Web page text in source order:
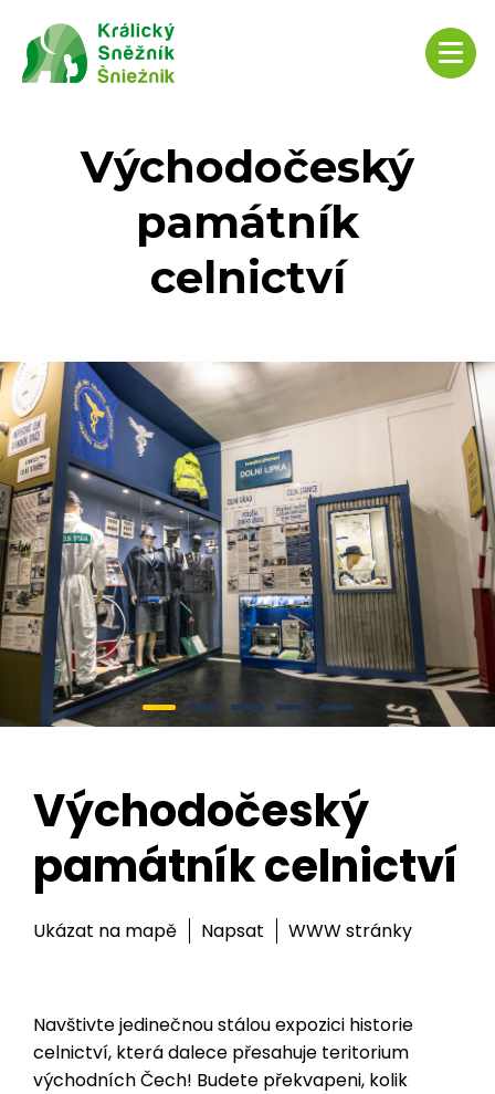
Východočeský
památník
celnictví
Východočeský
památník celnictví
Ukázat na mapě Napsat WWW stránky
Navštivte jedinečnou stálou expozici historie
celnictví, která dalece přesahuje teritorium
východních Čech! Budete překvapeni, kolik